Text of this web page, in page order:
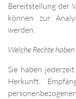
Bereitstellung der
können zur
werden.
Welche Rechte
Sie haben
Herkunft,